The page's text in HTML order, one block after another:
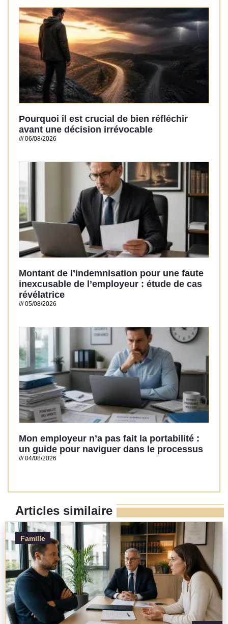
Pourquoi il est crucial de bien réfléchir
avant une décision irrévocable
06/08/2026
Montant de l’indemnisation pour une faute
inexcusable de l’employeur : étude de cas
révélatrice
05/08/2026
Mon employeur n’a pas fait la portabilité :
un guide pour naviguer dans le processus
04/08/2026
Articles similaire
Famille